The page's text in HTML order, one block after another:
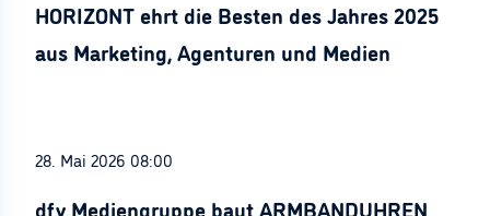
HORIZONT ehrt die Besten des Jahres 2025
aus Marketing, Agenturen und Medien
28. Mai 2026 08:00
dfv Mediengruppe baut ARMBANDUHREN